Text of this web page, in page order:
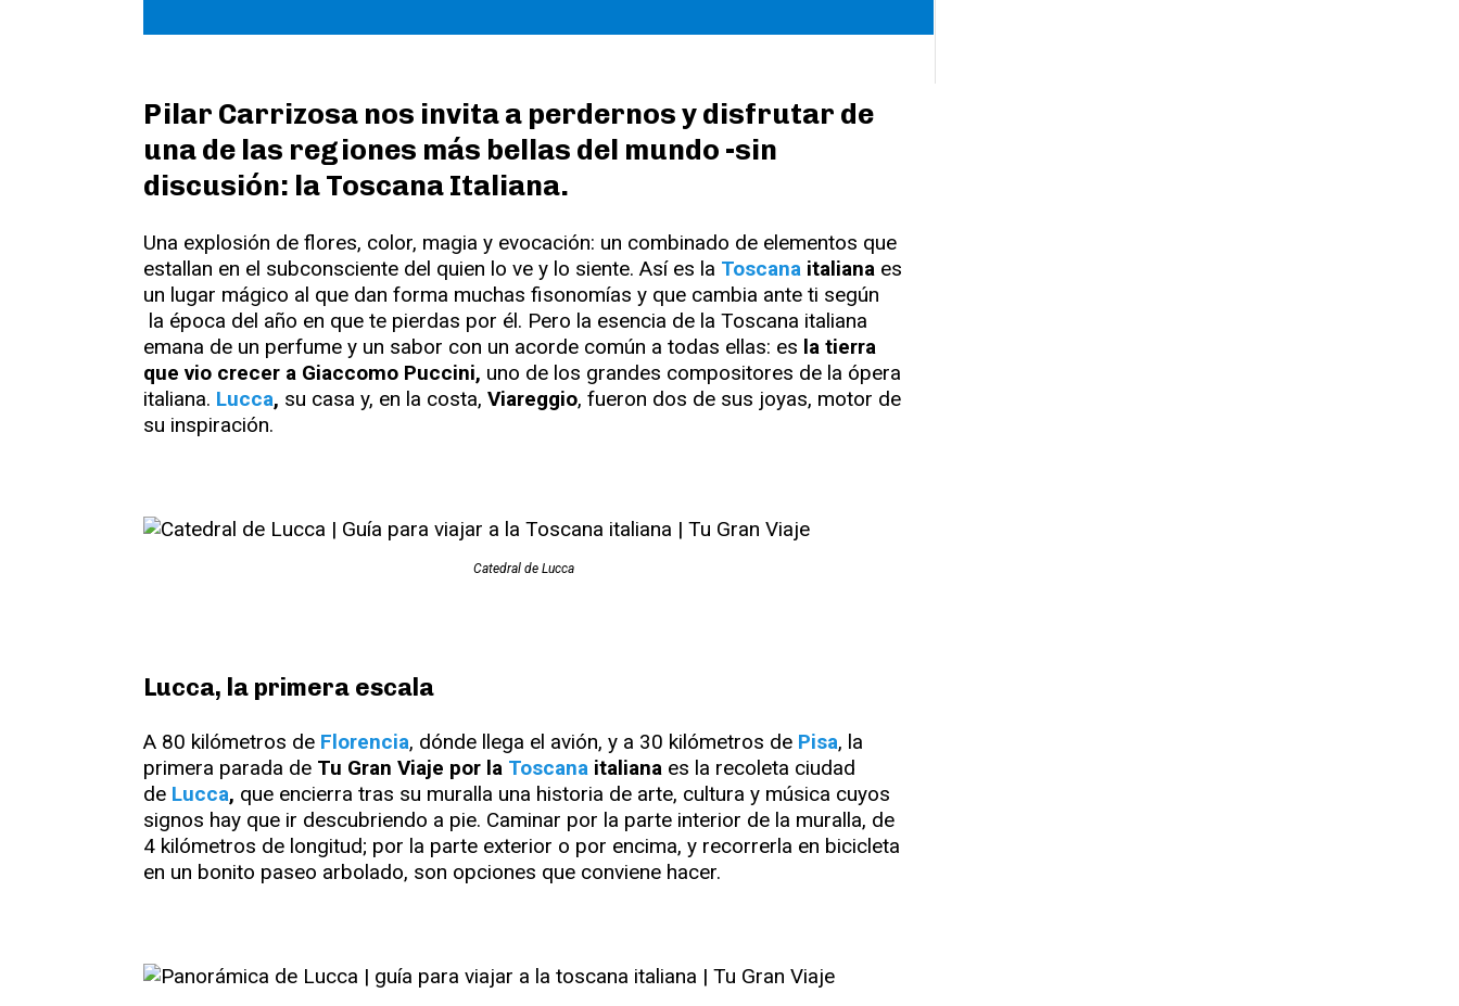
Pilar Carrizosa nos invita a perdernos y disfrutar de
una de las regiones más bellas del mundo -sin
discusión: la Toscana Italiana.
Una explosión de flores, color, magia y evocación: un combinado de elementos que
estallan en el subconsciente del quien lo ve y lo siente. Así es la Toscana italiana es
un lugar mágico al que dan forma muchas fisonomías y que cambia ante ti según
la época del año en que te pierdas por él. Pero la esencia de la Toscana italiana
emana de un perfume y un sabor con un acorde común a todas ellas: es la tierra
que vio crecer a Giaccomo Puccini, uno de los grandes compositores de la ópera
italiana. Lucca, su casa y, en la costa, Viareggio, fueron dos de sus joyas, motor de
su inspiración.
Catedral de Lucca
Lucca, la primera escala
A 80 kilómetros de Florencia, dónde llega el avión, y a 30 kilómetros de Pisa, la
primera parada de Tu Gran Viaje por la Toscana italiana es la recoleta ciudad
de Lucca, que encierra tras su muralla una historia de arte, cultura y música cuyos
signos hay que ir descubriendo a pie. Caminar por la parte interior de la muralla, de
4 kilómetros de longitud; por la parte exterior o por encima, y recorrerla en bicicleta
en un bonito paseo arbolado, son opciones que conviene hacer.